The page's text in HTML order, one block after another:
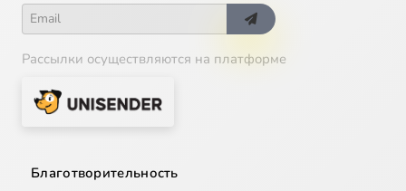
Рассылки осуществляются на платформе
Благотворительность